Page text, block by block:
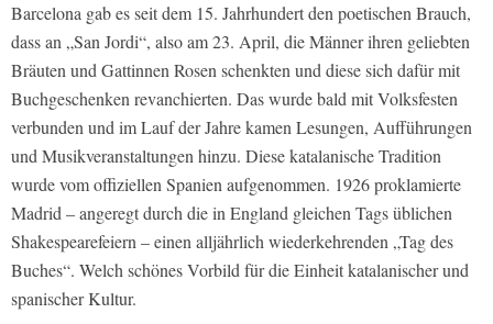
Barcelona gab es seit dem 15. Jahrhundert den poetischen Brauch,
dass an „San Jordi“, also am 23. April, die Männer ihren geliebten
Bräuten und Gattinnen Rosen schenkten und diese sich dafür mit
Buchgeschenken revanchierten. Das wurde bald mit Volksfesten
verbunden und im Lauf der Jahre kamen Lesungen, Aufführungen
und Musikveranstaltungen hinzu. Diese katalanische Tradition
wurde vom offiziellen Spanien aufgenommen. 1926 proklamierte
Madrid – angeregt durch die in England gleichen Tags üblichen
Shakespearefeiern – einen alljährlich wiederkehrenden „Tag des
Buches“. Welch schönes Vorbild für die Einheit katalanischer und
spanischer Kultur.